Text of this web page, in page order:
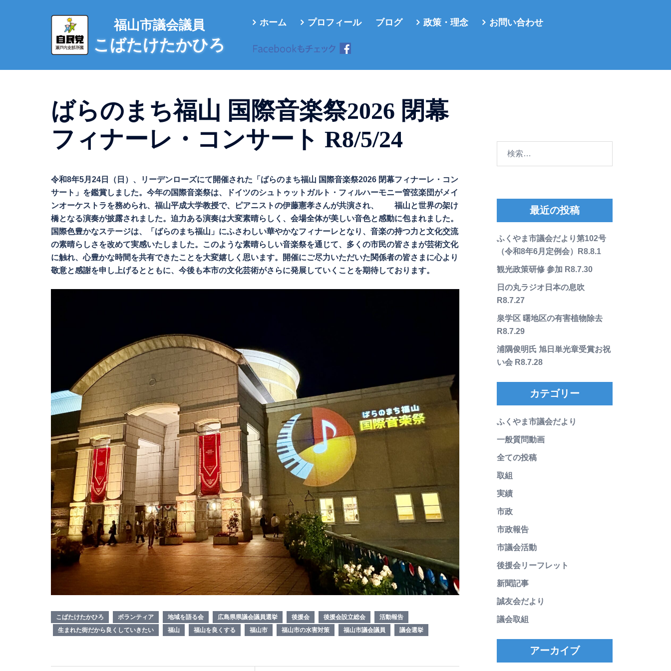
へ
福山市議会議員
こばたけたかひろ
ホーム プロフィール ブログ 政策・理念 お問い合わせ
ばらのまち福山 国際音楽祭2026 閉幕
フィナーレ・コンサート R8/5/24
令和8年5月24日（日）、リーデンローズにて開催された「ばらのまち福山 国際音楽祭2026 閉幕フィナーレ・コン
サート」を鑑賞しました。今年の国際音楽祭は、ドイツのシュトゥットガルト・フィルハーモニー管弦楽団がメイ
ンオーケストラを務められ、福山平成大学教授で、ピアニストの伊藤憲孝さんが共演され、 福山と世界の架け
橋となる演奏が披露されました。迫力ある演奏は大変素晴らしく、会場全体が美しい音色と感動に包まれました。
国際色豊かなステージは、「ばらのまち福山」にふさわしい華やかなフィナーレとなり、音楽の持つ力と文化交流
の素晴らしさを改めて実感いたしました。このような素晴らしい音楽祭を通じて、多くの市民の皆さまが芸術文化
に触れ、心豊かな時間を共有できたことを大変嬉しく思います。開催にご尽力いただいた関係者の皆さまに心より
敬意と感謝を申し上げるとともに、今後も本市の文化芸術がさらに発展していくことを期待しております。
こばたけたかひろ ボランティア 地域を語る会 広島県県議会議員選挙 後援会 後援会設立総会
活動報告
生まれた街だから良くしていきたい
福山 福山を良くする 福山市 福山市の水害対策 福山市議会議員 議会選挙
最近の投稿
ふくやま市議会だより第102号
（令和8年6月定例会）R8.8.1
観光政策研修 参加 R8.7.30
日の丸ラジオ日本の息吹
R8.7.27
泉学区 曙地区の有害植物除去
R8.7.29
浦隅俊明氏 旭日単光章受賞お祝
い会 R8.7.28
カテゴリー
ふくやま市議会だより
一般質問動画
全ての投稿
取組
実績
市政
市政報告
市議会活動
後援会リーフレット
新聞記事
誠友会だより
議会取組
アーカイブ